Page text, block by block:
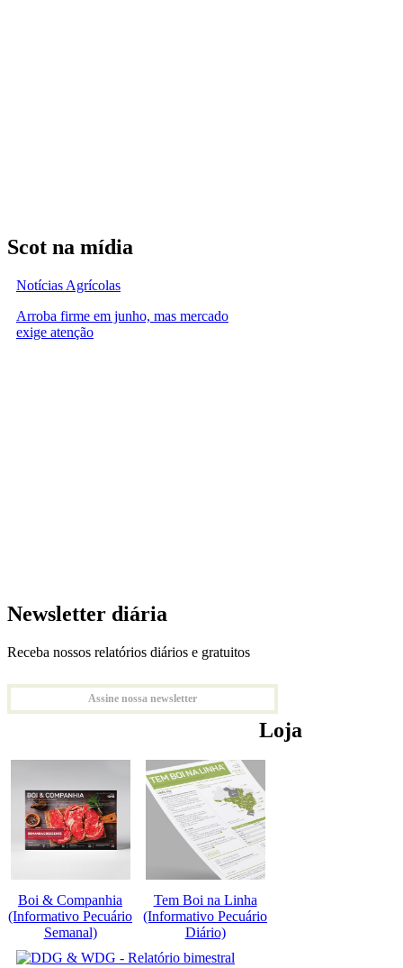
Scot na mídia
Notícias Agrícolas
Arroba firme em junho, mas mercado
exige atenção
Newsletter diária
Receba nossos relatórios diários e gratuitos
Assine nossa newsletter
Loja
Boi & Companhia
(Informativo Pecuário
Semanal)
Tem Boi na Linha
(Informativo Pecuário
Diário)